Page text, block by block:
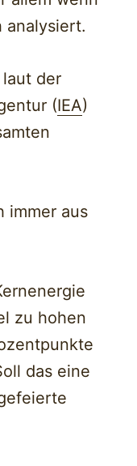
analysiert.
der
(IEA)
immer aus
zu hohen
das eine